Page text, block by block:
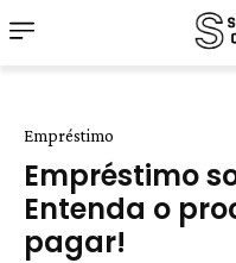
Empréstimo
Empréstimo
Entenda o
pagar!